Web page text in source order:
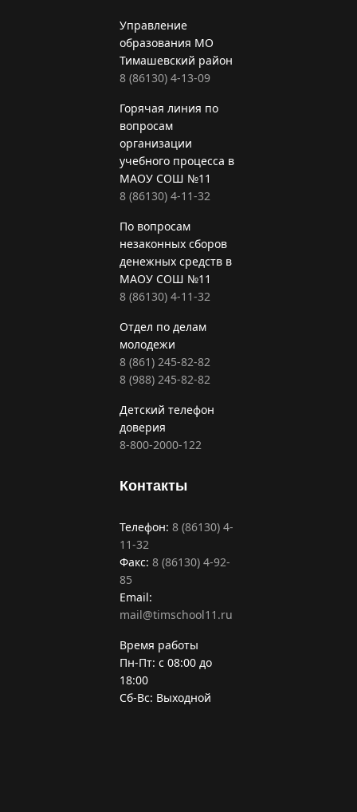
Управление
образования МО
Тимашевский район
8 (86130) 4-13-09
Горячая линия по
вопросам
организации
учебного процесса в
МАОУ СОШ №11
8 (86130) 4-11-32
По вопросам
незаконных сборов
денежных средств в
МАОУ СОШ №11
8 (86130) 4-11-32
Отдел по делам
молодежи
8 (861) 245-82-82
8 (988) 245-82-82
Детский телефон
доверия
8-800-2000-122
Контакты
Телефон: 8 (86130) 4-
11-32
Факс: 8 (86130) 4-92-
85
Email:
mail@timschool11.ru
Время работы
Пн-Пт: с 08:00 до
18:00
Сб-Вс: Выходной